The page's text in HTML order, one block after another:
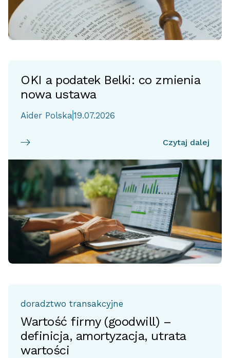
OKI a podatek Belki: co zmienia
nowa ustawa
Aider Polska19.07.2026
Czytaj dalej
doradztwo transakcyjne
Wartość firmy (goodwill) –
definicja, amortyzacja, utrata
wartości